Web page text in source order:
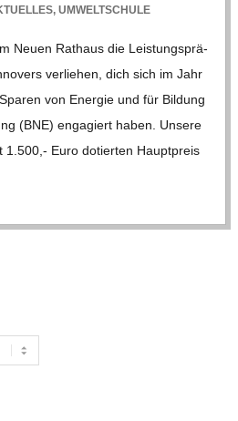
, UMWELTSCHULE
Neuen Rat­haus die Leis­tungs­prä­
ver­lie­hen, dich sich im Jahr
von Ener­gie und für Bil­dung
(BNE) enga­giert haben. Unsere
1.500,- Euro dotier­ten Haupt­preis